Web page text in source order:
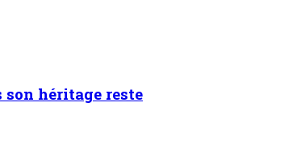
héritage reste